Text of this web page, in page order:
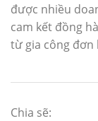
được nhiều
cam kết đồng
từ gia công đơn
Chia sẽ: